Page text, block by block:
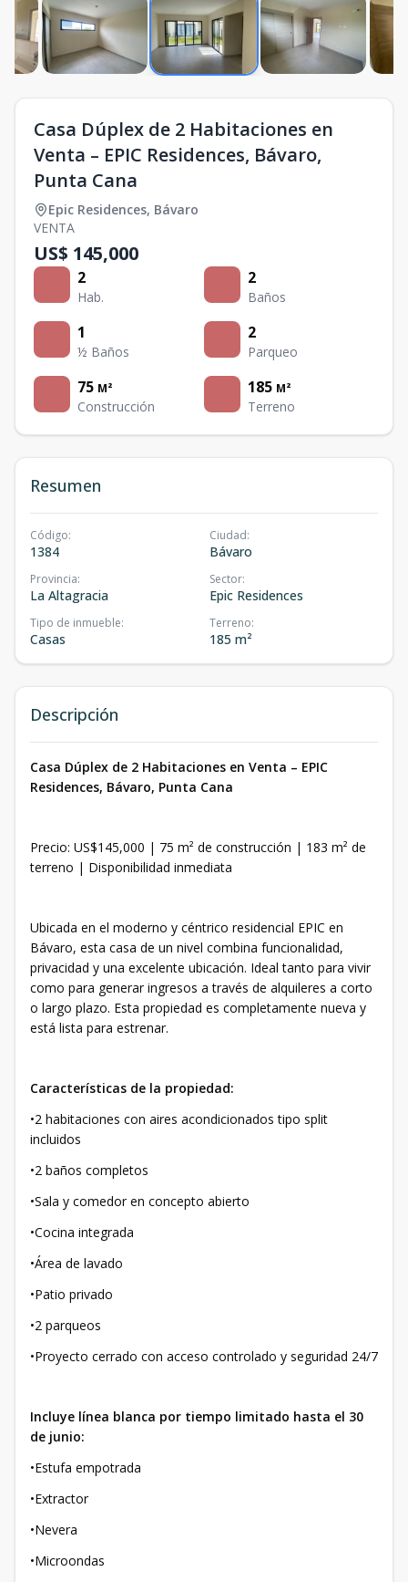
Casa Dúplex de 2 Habitaciones en
Venta – EPIC Residences, Bávaro,
Punta Cana
Epic Residences, Bávaro
VENTA
US$ 145,000
2
Hab.
2
Baños
1
½ Baños
2
Parqueo
75 M²
Construcción
185 M²
Terreno
Resumen
Código:
1384
Ciudad:
Bávaro
Provincia:
La Altagracia
Sector:
Epic Residences
Tipo de inmueble:
Casas
Terreno:
185 m²
Descripción
Casa Dúplex de 2 Habitaciones en Venta – EPIC
Residences, Bávaro, Punta Cana
Precio: US$145,000 | 75 m² de construcción | 183 m² de
terreno | Disponibilidad inmediata
Ubicada en el moderno y céntrico residencial EPIC en
Bávaro, esta casa de un nivel combina funcionalidad,
privacidad y una excelente ubicación. Ideal tanto para vivir
como para generar ingresos a través de alquileres a corto
o largo plazo. Esta propiedad es completamente nueva y
está lista para estrenar.
Características de la propiedad:
•2 habitaciones con aires acondicionados tipo split
incluidos
•2 baños completos
•Sala y comedor en concepto abierto
•Cocina integrada
•Área de lavado
•Patio privado
•2 parqueos
•Proyecto cerrado con acceso controlado y seguridad 24/7
Incluye línea blanca por tiempo limitado hasta el 30
de junio:
•Estufa empotrada
•Extractor
•Nevera
•Microondas